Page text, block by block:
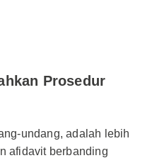
Prosedur
undang, adalah lebih
afidavit berbanding